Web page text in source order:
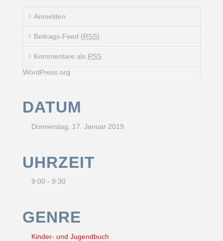
Anmelden
Beitrags-Feed (RSS)
Kommentare als RSS
WordPress.org
DATUM
Donnerstag, 17. Januar 2019
UHRZEIT
9:00 - 9:30
GENRE
Kinder- und Jugendbuch